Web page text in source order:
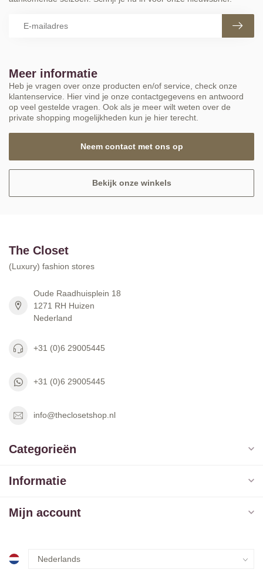
Meer informatie
Heb je vragen over onze producten en/of service, check onze
klantenservice. Hier vind je onze contactgegevens en antwoord
op veel gestelde vragen. Ook als je meer wilt weten over de
private shopping mogelijkheden kun je hier terecht.
Neem contact met ons op
Bekijk onze winkels
The Closet
(Luxury) fashion stores
Oude Raadhuisplein 18
1271 RH Huizen
Nederland
+31 (0)6 29005445
+31 (0)6 29005445
info@theclosetshop.nl
Categorieën
Informatie
Mijn account